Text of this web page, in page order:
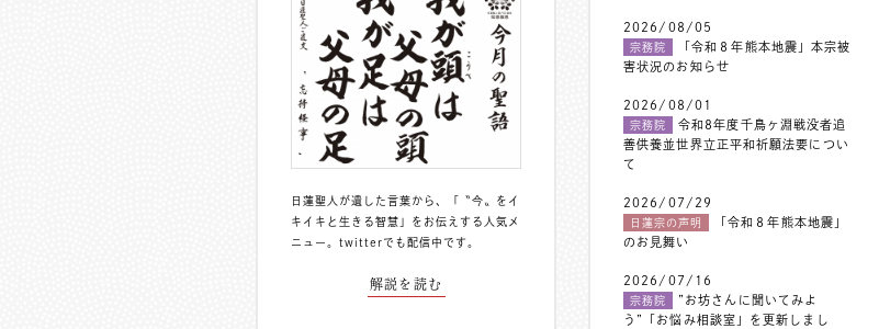
日蓮聖人が遺した言葉から、「〝今〟をイ
キイキと生きる智慧」をお伝えする人気メ
ニュー。 twitterでも配信中 です。
解説を読む
2026/08/05
宗務院
「令和８年熊本地震」本宗被
害状況のお知らせ
2026/08/01
宗務院
令和8年度千鳥ヶ淵戦没者追
善供養並世界立正平和祈願法要につい
て
2026/07/29
日蓮宗の声明
「令和８年熊本地震」
のお見舞い
2026/07/16
宗務院
”お坊さんに聞いてみよ
う”「お悩み相談室」を更新しまし